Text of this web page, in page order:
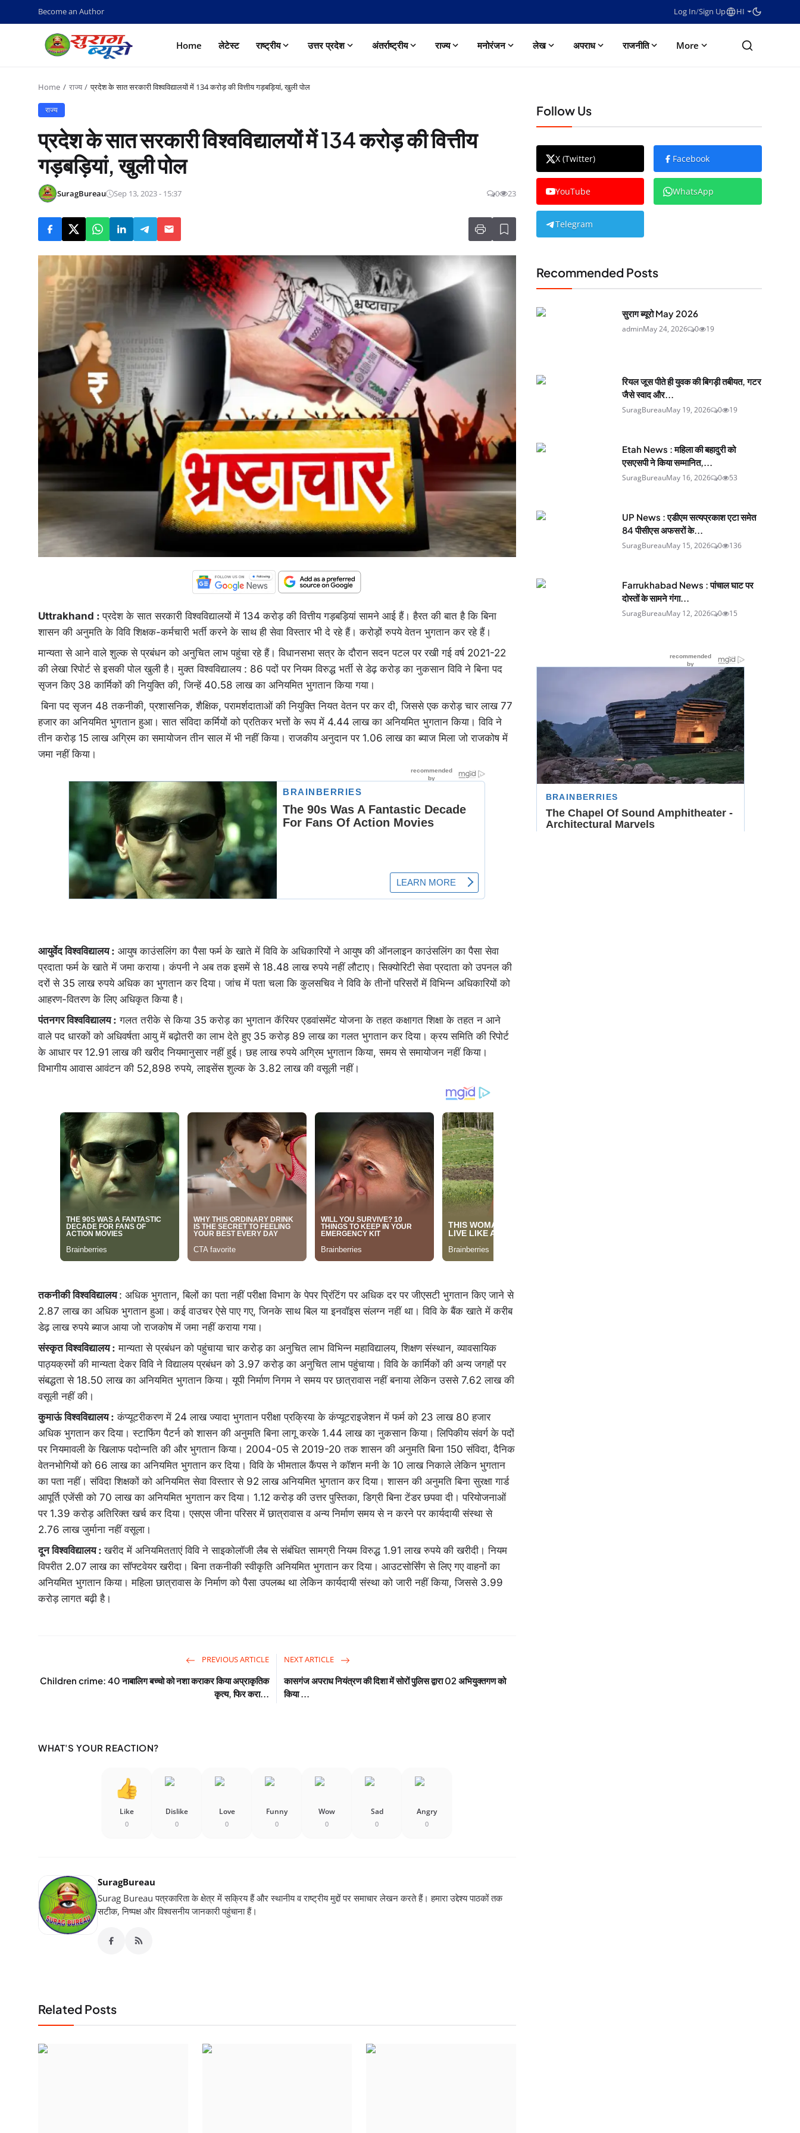
Become an Author Log In/Sign Up HI
Home लेटेस्ट राष्ट्रीय उत्तर प्रदेश अंतर्राष्ट्रीय राज्य मनोरंजन लेख अपराध राजनीति More
Home राज्य प्रदेश के सात सरकारी विश्वविद्यालयों में 134 करोड़ की वित्तीय गड़बड़ियां, खुली पोल
राज्य
प्रदेश के सात सरकारी विश्वविद्यालयों में 134 करोड़ की वित्तीय
गड़बड़ियां, खुली पोल
SuragBureau Sep 13, 2023 - 15:37 0 23
Uttrakhand :प्रदेश के सात सरकारी विश्वविद्यालयों में 134 करोड़ की वित्तीय गड़बड़ियां सामने आई हैं। हैरत की बात है कि बिना
शासन की अनुमति के विवि शिक्षक-कर्मचारी भर्ती करने के साथ ही सेवा विस्तार भी दे रहे हैं। करोड़ों रुपये वेतन भुगतान कर रहे हैं।
मान्यता से आने वाले शुल्क से प्रबंधन को अनुचित लाभ पहुंचा रहे हैं। विधानसभा सत्र के दौरान सदन पटल पर रखी गई वर्ष 2021-22
की लेखा रिपोर्ट से इसकी पोल खुली है। मुक्त विश्वविद्यालय : 86 पदों पर नियम विरुद्ध भर्ती से डेढ़ करोड़ का नुकसान विवि ने बिना पद
सृजन किए 38 कार्मिकों की नियुक्ति की, जिन्हें 40.58 लाख का अनियमित भुगतान किया गया।
बिना पद सृजन 48 तकनीकी, प्रशासनिक, शैक्षिक, परामर्शदाताओं की नियुक्ति नियत वेतन पर कर दी, जिससे एक करोड़ चार लाख 77
हजार का अनियमित भुगतान हुआ। सात संविदा कर्मियों को प्रतिकर भत्तों के रूप में 4.44 लाख का अनियमित भुगतान किया। विवि ने
तीन करोड़ 15 लाख अग्रिम का समायोजन तीन साल में भी नहीं किया। राजकीय अनुदान पर 1.06 लाख का ब्याज मिला जो राजकोष में
जमा नहीं किया।
आयुर्वेद विश्वविद्यालय : आयुष काउंसलिंग का पैसा फर्म के खाते में विवि के अधिकारियों ने आयुष की ऑनलाइन काउंसलिंग का पैसा सेवा
प्रदाता फर्म के खाते में जमा कराया। कंपनी ने अब तक इसमें से 18.48 लाख रुपये नहीं लौटाए। सिक्योरिटी सेवा प्रदाता को उपनल की
दरों से 35 लाख रुपये अधिक का भुगतान कर दिया। जांच में पता चला कि कुलसचिव ने विवि के तीनों परिसरों में विभिन्न अधिकारियों को
आहरण-वितरण के लिए अधिकृत किया है।
पंतनगर विश्वविद्यालय : गलत तरीके से किया 35 करोड़ का भुगतान कॅरियर एडवांसमेंट योजना के तहत कक्षागत शिक्षा के तहत न आने
वाले पद धारकों को अधिवर्षता आयु में बढ़ोतरी का लाभ देते हुए 35 करोड़ 89 लाख का गलत भुगतान कर दिया। क्रय समिति की रिपोर्ट
के आधार पर 12.91 लाख की खरीद नियमानुसार नहीं हुई। छह लाख रुपये अग्रिम भुगतान किया, समय से समायोजन नहीं किया।
विभागीय आवास आवंटन की 52,898 रुपये, लाइसेंस शुल्क के 3.82 लाख की वसूली नहीं।
तकनीकी विश्वविद्यालय: अधिक भुगतान, बिलों का पता नहीं परीक्षा विभाग के पेपर प्रिंटिंग पर अधिक दर पर जीएसटी भुगतान किए जाने से
2.87 लाख का अधिक भुगतान हुआ। कई वाउचर ऐसे पाए गए, जिनके साथ बिल या इनवॉइस संलग्न नहीं था। विवि के बैंक खाते में करीब
डेढ़ लाख रुपये ब्याज आया जो राजकोष में जमा नहीं कराया गया।
संस्कृत विश्वविद्यालय : मान्यता से प्रबंधन को पहुंचाया चार करोड़ का अनुचित लाभ विभिन्न महाविद्यालय, शिक्षण संस्थान, व्यावसायिक
पाठ्यक्रमों की मान्यता देकर विवि ने विद्यालय प्रबंधन को 3.97 करोड़ का अनुचित लाभ पहुंचाया। विवि के कार्मिकों की अन्य जगहों पर
संबद्धता से 18.50 लाख का अनियमित भुगतान किया। यूपी निर्माण निगम ने समय पर छात्रावास नहीं बनाया लेकिन उससे 7.62 लाख की
वसूली नहीं की।
कुमाऊं विश्वविद्यालय : कंप्यूटरीकरण में 24 लाख ज्यादा भुगतान परीक्षा प्रक्रिया के कंप्यूटराइजेशन में फर्म को 23 लाख 80 हजार
अधिक भुगतान कर दिया। स्टाफिंग पैटर्न को शासन की अनुमति बिना लागू करके 1.44 लाख का नुकसान किया। लिपिकीय संवर्ग के पदों
पर नियमावली के खिलाफ पदोन्नति की और भुगतान किया। 2004-05 से 2019-20 तक शासन की अनुमति बिना 150 संविदा, दैनिक
वेतनभोगियों को 66 लाख का अनियमित भुगतान कर दिया। विवि के भीमताल कैंपस ने कॉशन मनी के 10 लाख निकाले लेकिन भुगतान
का पता नहीं। संविदा शिक्षकों को अनियमित सेवा विस्तार से 92 लाख अनियमित भुगतान कर दिया। शासन की अनुमति बिना सुरक्षा गार्ड
आपूर्ति एजेंसी को 70 लाख का अनियमित भुगतान कर दिया। 1.12 करोड़ की उत्तर पुस्तिका, डिग्री बिना टेंडर छपवा दी। परियोजनाओं
पर 1.39 करोड़ अतिरिक्त खर्च कर दिया। एसएस जीना परिसर में छात्रावास व अन्य निर्माण समय से न करने पर कार्यदायी संस्था से
2.76 लाख जुर्माना नहीं वसूला।
दून विश्वविद्यालय :खरीद में अनियमितताएं विवि ने साइकोलॉजी लैब से संबंधित सामग्री नियम विरुद्ध 1.91 लाख रुपये की खरीदी। नियम
विपरीत 2.07 लाख का सॉफ्टवेयर खरीदा। बिना तकनीकी स्वीकृति अनियमित भुगतान कर दिया। आउटसोर्सिंग से लिए गए वाहनों का
अनियमित भुगतान किया। महिला छात्रावास के निर्माण को पैसा उपलब्ध था लेकिन कार्यदायी संस्था को जारी नहीं किया, जिससे 3.99
करोड़ लागत बढ़ी है।
PREVIOUS ARTICLE
Children crime: 40 नाबालिग बच्चो को नशा कराकर किया अप्राकृतिक
कृत्य, फिर करा...
NEXT ARTICLE
कासगंज अपराध नियंत्रण की दिशा में सोरों पुलिस द्वारा 02 अभियुक्तगण को
किया ...
WHAT'S YOUR REACTION?
Like
0
Dislike
0
Love
0
Funny
0
Wow
0
Sad
0
Angry
0
SuragBureau
Surag Bureau पत्रकारिता के क्षेत्र में सक्रिय हैं और स्थानीय व राष्ट्रीय मुद्दों पर समाचार लेखन करते हैं। हमारा उद्देश्य पाठकों तक
सटीक, निष्पक्ष और विश्वसनीय जानकारी पहुंचाना हैं।
Related Posts
Follow Us
X (Twitter) Facebook
YouTube WhatsApp
Telegram
Recommended Posts
सुराग ब्यूरो May 2026
adminMay 24, 2026 0 19
रियल जूस पीते ही युवक की बिगड़ी तबीयत, गटर
जैसे स्वाद और...
SuragBureauMay 19, 2026 0 19
Etah News : महिला की बहादुरी को
एसएसपी ने किया सम्मानित,...
SuragBureauMay 16, 2026 0 53
UP News : एडीएम सत्यप्रकाश एटा समेत
84 पीसीएस अफसरों के...
SuragBureauMay 15, 2026 0 136
Farrukhabad News : पांचाल घाट पर
दोस्तों के सामने गंगा...
SuragBureauMay 12, 2026 0 15